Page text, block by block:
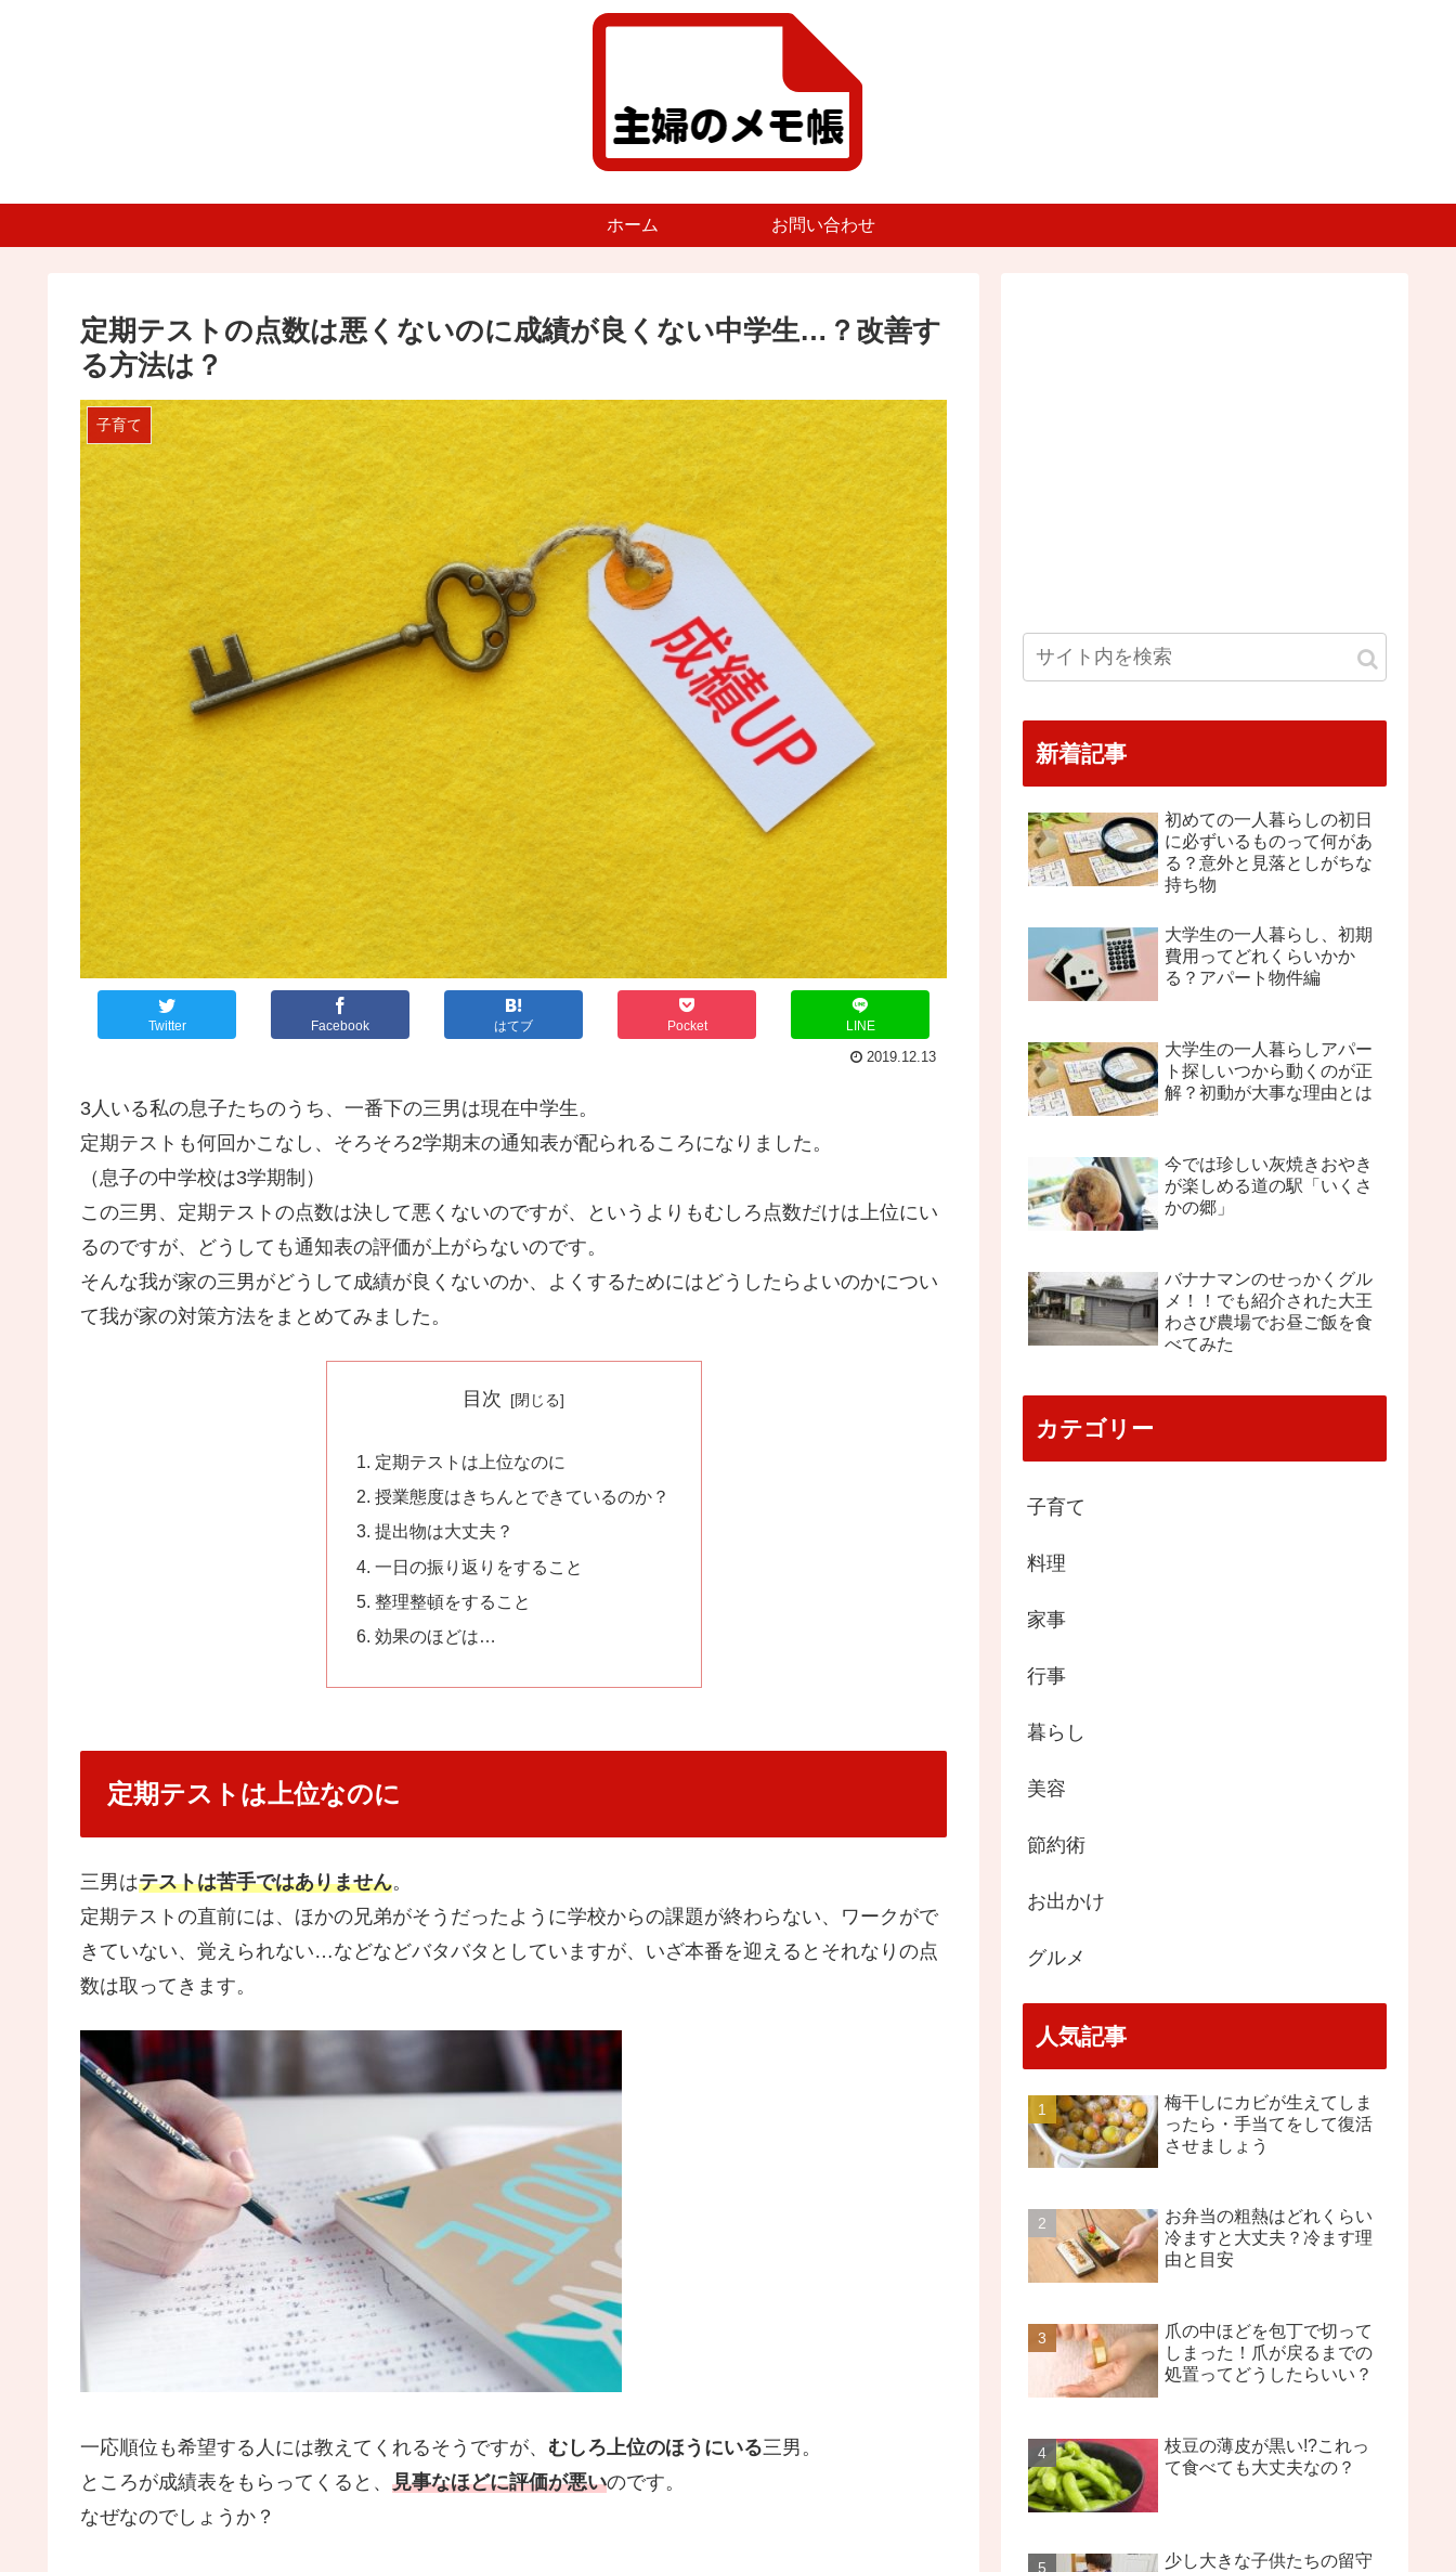
ホーム お問い合わせ
定期テストの点数は悪くないのに成績が良くない中学生…？改善す
る方法は？
子育て
Twitter Facebook はてブ Pocket LINE
2019.12.13
3人いる私の息子たちのうち、一番下の三男は現在中学生。
定期テストも何回かこなし、そろそろ2学期末の通知表が配られるころになりました。
（息子の中学校は3学期制）
この三男、定期テストの点数は決して悪くないのですが、というよりもむしろ点数だけは上位にい
るのですが、どうしても通知表の評価が上がらないのです。
そんな我が家の三男がどうして成績が良くないのか、よくするためにはどうしたらよいのかについ
て我が家の対策方法をまとめてみました。
目次
定期テストは上位なのに
授業態度はきちんとできているのか？
提出物は大丈夫？
一日の振り返りをすること
整理整頓をすること
効果のほどは…
定期テストは上位なのに
三男はテストは苦手ではありません。
定期テストの直前には、ほかの兄弟がそうだったように学校からの課題が終わらない、ワークがで
きていない、覚えられない…などなどバタバタとしていますが、いざ本番を迎えるとそれなりの点
数は取ってきます。
一応順位も希望する人には教えてくれるそうですが、 むしろ上位のほうにいる三男。
ところが成績表をもらってくると、 見事なほどに評価が悪いのです。
なぜなのでしょうか？
新着記事
初めての一人暮らしの初日
に必ずいるものって何があ
る？意外と見落としがちな
持ち物
大学生の一人暮らし、初期
費用ってどれくらいかか
る？アパート物件編
大学生の一人暮らしアパー
ト探しいつから動くのが正
解？初動が大事な理由とは
今では珍しい灰焼きおやき
が楽しめる道の駅「いくさ
かの郷」
バナナマンのせっかくグル
メ！！でも紹介された大王
わさび農場でお昼ご飯を食
べてみた
カテゴリー
子育て
料理
家事
行事
暮らし
美容
節約術
お出かけ
グルメ
人気記事
梅干しにカビが生えてしま
ったら・手当てをして復活
させましょう
お弁当の粗熱はどれくらい
冷ますと大丈夫？冷ます理
由と目安
爪の中ほどを包丁で切って
しまった！爪が戻るまでの
処置ってどうしたらいい？
枝豆の薄皮が黒い!?これっ
て食べても大丈夫なの？
少し大きな子供たちの留守